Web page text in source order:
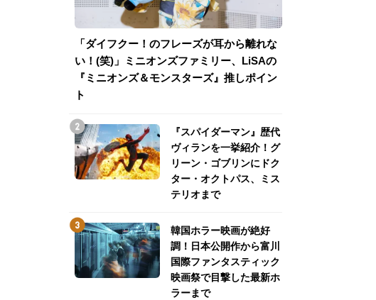
「ダイフクー！のフレーズが耳から離れな
い！(笑)」ミニオンズファミリー、LiSAの
『ミニオンズ＆モンスターズ』推しポイン
ト
『スパイダーマン』歴代
ヴィランを一挙紹介！グ
リーン・ゴブリンにドク
ター・オクトパス、ミス
テリオまで
韓国ホラー映画が絶好
調！日本公開作から富川
国際ファンタスティック
映画祭で目撃した最新ホ
ラーまで